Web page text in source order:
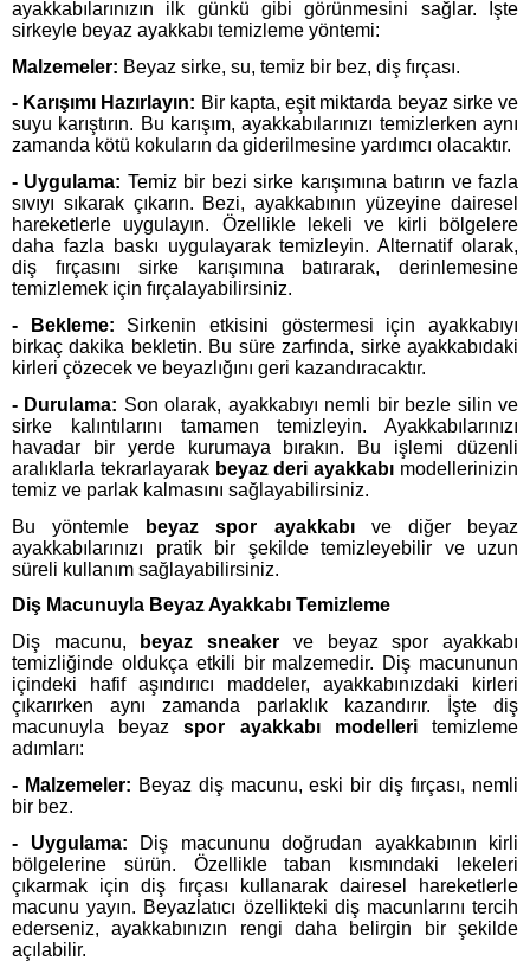
ayakkabılarınızın ilk günkü gibi görünmesini sağlar. İşte
sirkeyle beyaz ayakkabı temizleme yöntemi:
Malzemeler: Beyaz sirke, su, temiz bir bez, diş fırçası.
- Karışımı Hazırlayın: Bir kapta, eşit miktarda beyaz sirke ve
suyu karıştırın. Bu karışım, ayakkabılarınızı temizlerken aynı
zamanda kötü kokuların da giderilmesine yardımcı olacaktır.
- Uygulama: Temiz bir bezi sirke karışımına batırın ve fazla
sıvıyı sıkarak çıkarın. Bezi, ayakkabının yüzeyine dairesel
hareketlerle uygulayın. Özellikle lekeli ve kirli bölgelere
daha fazla baskı uygulayarak temizleyin. Alternatif olarak,
diş fırçasını sirke karışımına batırarak, derinlemesine
temizlemek için fırçalayabilirsiniz.
- Bekleme: Sirkenin etkisini göstermesi için ayakkabıyı
birkaç dakika bekletin. Bu süre zarfında, sirke ayakkabıdaki
kirleri çözecek ve beyazlığını geri kazandıracaktır.
- Durulama: Son olarak, ayakkabıyı nemli bir bezle silin ve
sirke kalıntılarını tamamen temizleyin. Ayakkabılarınızı
havadar bir yerde kurumaya bırakın. Bu işlemi düzenli
aralıklarla tekrarlayarak beyaz deri ayakkabı modellerinizin
temiz ve parlak kalmasını sağlayabilirsiniz.
Bu yöntemle
beyaz spor ayakkabıve diğer beyaz
ayakkabılarınızı pratik bir şekilde temizleyebilir ve uzun
süreli kullanım sağlayabilirsiniz.
Diş Macunuyla Beyaz Ayakkabı Temizleme
Diş macunu,
beyaz sneaker ve beyaz spor ayakkabı
temizliğinde oldukça etkili bir malzemedir. Diş macununun
içindeki hafif aşındırıcı maddeler, ayakkabınızdaki kirleri
çıkarırken aynı zamanda parlaklık kazandırır. İşte diş
macunuyla beyazspor ayakkabı modelleritemizleme
adımları:
- Malzemeler: Beyaz diş macunu, eski bir diş fırçası, nemli
bir bez.
- Uygulama: Diş macununu doğrudan ayakkabının kirli
bölgelerine sürün. Özellikle taban kısmındaki lekeleri
çıkarmak için diş fırçası kullanarak dairesel hareketlerle
macunu yayın. Beyazlatıcı özellikteki diş macunlarını tercih
ederseniz, ayakkabınızın rengi daha belirgin bir şekilde
açılabilir.